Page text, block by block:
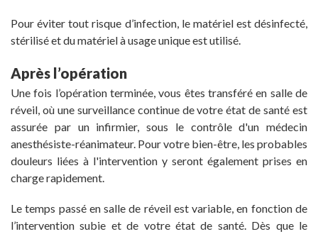
Pour éviter tout risque d’infection, le matériel est désinfecté,
stérilisé et du matériel à usage unique est utilisé.
Après l’opération
Une fois l’opération terminée, vous êtes transféré en salle de
réveil, où une surveillance continue de votre état de santé est
assurée par un infirmier, sous le contrôle d'un médecin
anesthésiste-réanimateur. Pour votre bien-être, les probables
douleurs liées à l'intervention y seront également prises en
charge rapidement.
Le temps passé en salle de réveil est variable, en fonction de
l’intervention subie et de votre état de santé. Dès que le